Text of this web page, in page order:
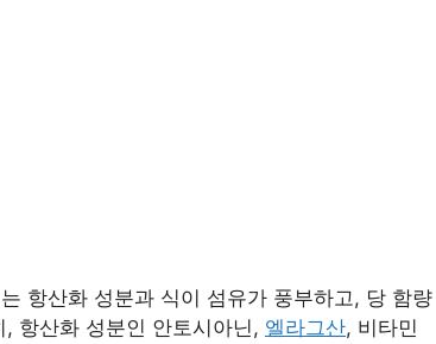
항산화 성분과 식이 섬유가 풍부하고, 당 함량
항산화 성분인 안토시아닌, 엘라그산, 비타민